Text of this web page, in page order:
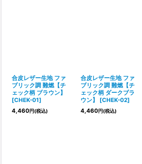
合皮レザー生地 ファ
ブリック調 難燃【チ
ェック柄 ブラウン】
[CHEK-01]
4,460円(税込)
合皮レザー生地 ファ
ブリック調 難燃【チ
ェック柄 ダークブラ
ウン】
[CHEK-02]
4,460円(税込)